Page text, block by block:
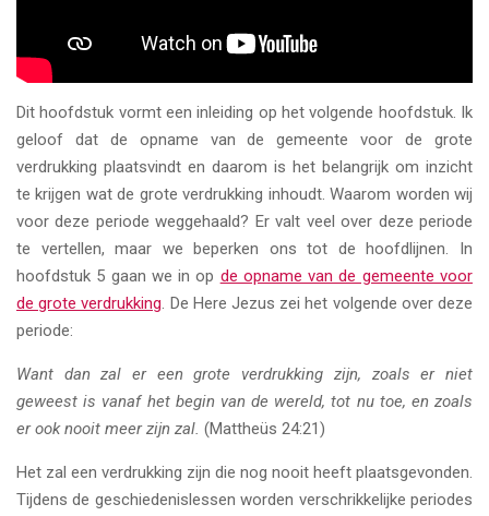
Dit hoofdstuk vormt een inleiding op het volgende hoofdstuk. Ik
geloof dat de opname van de gemeente voor de grote
verdrukking plaatsvindt en daarom is het belangrijk om inzicht
te krijgen wat de grote verdrukking inhoudt. Waarom worden wij
voor deze periode weggehaald? Er valt veel over deze periode
te vertellen, maar we beperken ons tot de hoofdlijnen. In
hoofdstuk 5 gaan we in op de opname van de gemeente voor
de grote verdrukking. De Here Jezus zei het volgende over deze
periode:
Want dan zal er een grote verdrukking zijn, zoals er niet
geweest is vanaf het begin van de wereld, tot nu toe, en zoals
er ook nooit meer zijn zal. (Mattheüs 24:21)
Het zal een verdrukking zijn die nog nooit heeft plaatsgevonden.
Tijdens de geschiedenislessen worden verschrikkelijke periodes